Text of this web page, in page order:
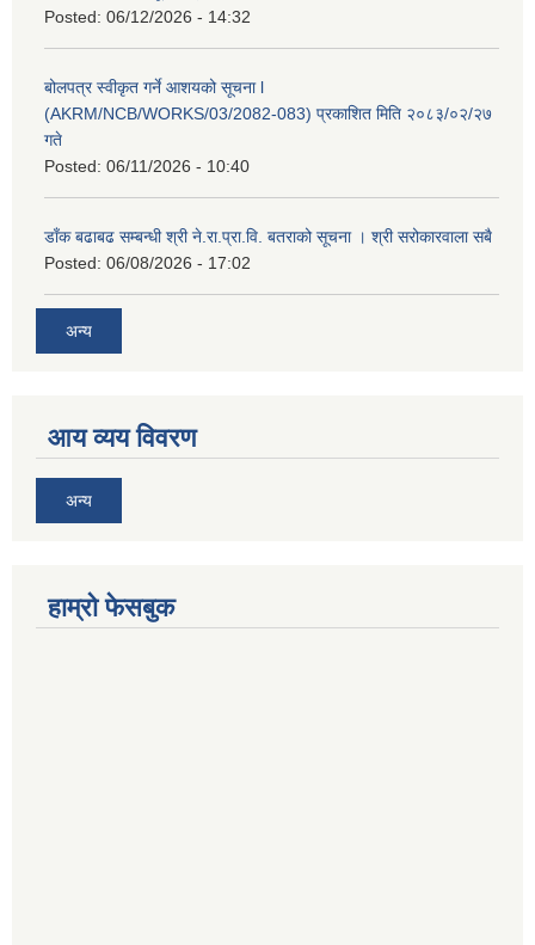
Posted: 06/12/2026 - 14:32
बोलपत्र स्वीकृत गर्ने आशयको सूचना l
(AKRM/NCB/WORKS/03/2082-083) प्रकाशित मिति २०८३/०२/२७
गते
Posted: 06/11/2026 - 10:40
डाँक बढाबढ सम्बन्धी श्री ने.रा.प्रा.वि. बतराको सूचना । श्री सरोकारवाला सबै
Posted: 06/08/2026 - 17:02
अन्य
आय व्यय विवरण
अन्य
हाम्रो फेसबुक